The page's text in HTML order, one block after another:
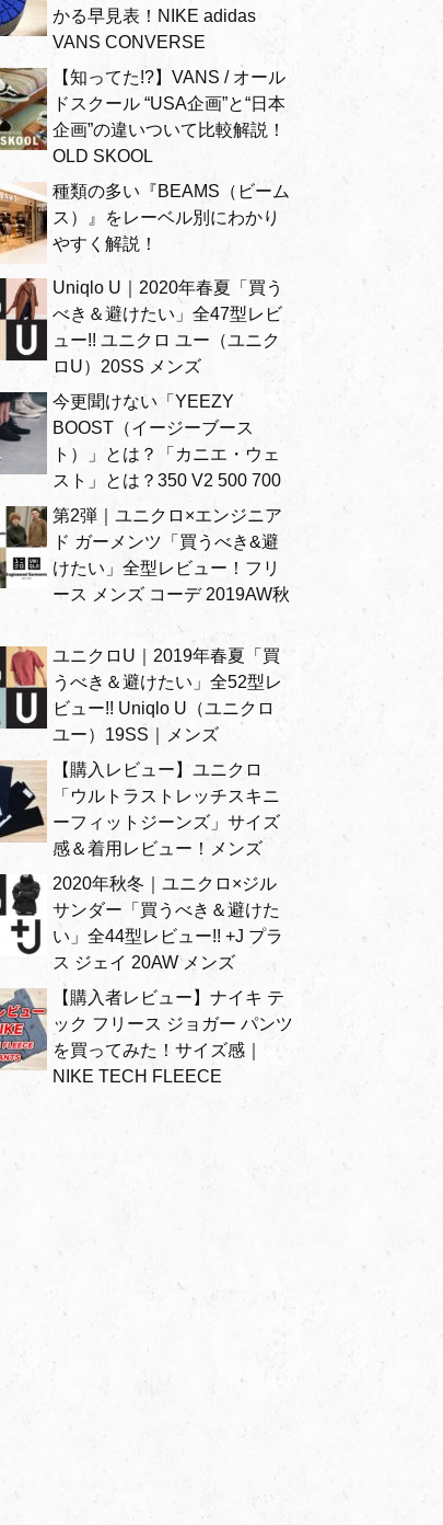
かる早見表！NIKE adidas
VANS CONVERSE
【知ってた!?】VANS / オール
ドスクール “USA企画”と“日本
企画”の違いついて比較解説！
OLD SKOOL
種類の多い『BEAMS（ビーム
ス）』をレーベル別にわかり
やすく解説！
Uniqlo U｜2020年春夏「買う
べき＆避けたい」全47型レビ
ュー!! ユニクロ ユー（ユニク
ロU）20SS メンズ
今更聞けない「YEEZY
BOOST（イージーブース
ト）」とは？「カニエ・ウェ
スト」とは？350 V2 500 700
第2弾｜ユニクロ×エンジニア
ド ガーメンツ「買うべき&避
けたい」全型レビュー！フリ
ース メンズ コーデ 2019AW秋
ユニクロU｜2019年春夏「買
うべき＆避けたい」全52型レ
ビュー!! Uniqlo U（ユニクロ
ユー）19SS｜メンズ
【購入レビュー】ユニクロ
「ウルトラストレッチスキニ
ーフィットジーンズ」サイズ
感＆着用レビュー！メンズ
2020年秋冬｜ユニクロ×ジル
サンダー「買うべき＆避けた
い」全44型レビュー!! +J プラ
ス ジェイ 20AW メンズ
【購入者レビュー】ナイキ テ
ック フリース ジョガー パンツ
を買ってみた！サイズ感｜
NIKE TECH FLEECE